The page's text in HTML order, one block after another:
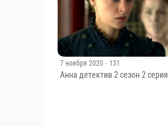
7 ноября 2020 · 131
Анна детектив 2 сезон 2 серия